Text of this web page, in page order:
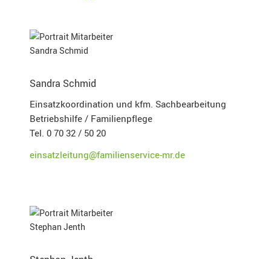
Sandra Schmid
Einsatzkoordination und kfm. Sachbearbeitung
Betriebshilfe / Familienpflege
Tel. 0 70 32 / 50 20
einsatzleitung@familienservice-mr.de